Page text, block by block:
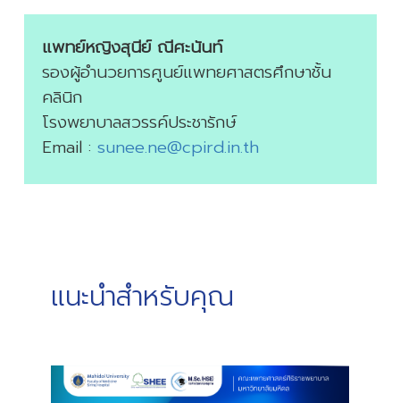
แพทย์หญิงสุนีย์ ณีศะนันท์
รองผู้อำนวยการศูนย์แพทยศาสตรศึกษาชั้น
คลินิก
โรงพยาบาลสวรรค์ประชารักษ์
Email : sunee.ne@cpird.in.th
แนะนำสำหรับคุณ